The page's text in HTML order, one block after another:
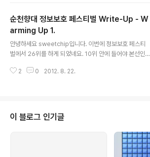
을 처음 다뤄봐서 어쩔수 없었답니다 ㅋㅋ 안보이시면 클
릭해서 보세요 ^^ 위 처럼 프로그래밍 했습니다. 마지막 값
이 위 연산에 대한 값입니다. 그 다음 파이썬 쉘에 다음과
같은 명령을 내립니다. print(hex(149231340213506
830202)) //안의 값을 더해 헥스형태로 출력 "3230313
순천향대 정보보호 페스티벌 Write-Up - W
arming Up 1.
안녕하세요 sweetchip입니다. 이번에 정보보호 페스티
벌에서 26위를 하게 되었네요. 10위 안에 들어야 본선인
문제를 많이 풀게 되었습니다. 그만큼 실력도 늘었지만, 아
그 끝은 창대하리라" 안녕하세요~ 첫문제는 간단하게 가볼
까요? 소스를 보세요! :D 역시 워밍업 1번 답습니다. 간단
하게 소스를 봅니다. 17번째 줄에 인증키를 얻으려면 쿠키
를 보세요. 지금 당장 쿠키를 보러 달려갑시다. 인터넷 익스
플로러에선 cooxie 툴바를 이용해서 볼수도 있습니다만
2 0 2012. 8. 22.
이 블로그 인기글